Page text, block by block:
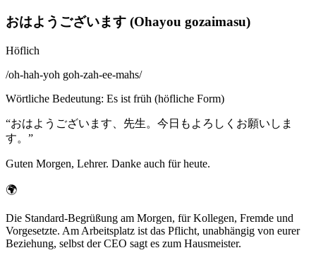
おはようございます (Ohayou gozaimasu)
Höflich
/oh-hah-yoh goh-zah-ee-mahs/
Wörtliche Bedeutung: Es ist früh (höfliche Form)
“おはようございます、先生。今日もよろしくお願いしま
す。 ”
Guten Morgen, Lehrer. Danke auch für heute.
🌍
Die Standard-Begrüßung am Morgen, für Kollegen, Fremde und
Vorgesetzte. Am Arbeitsplatz ist das Pflicht, unabhängig von eurer
Beziehung, selbst der CEO sagt es zum Hausmeister.